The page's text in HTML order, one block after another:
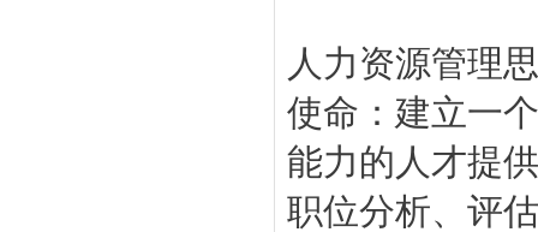
人力资源管理
使命：建立一
能力的人才提
职位分析、评